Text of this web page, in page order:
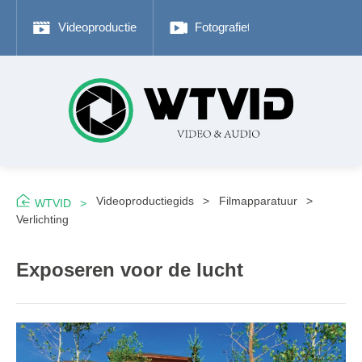
Videoproductie Fotografietips
WTVID Videoproductiegids
Filmapparatuur
Verlichting
Exposeren voor de lucht